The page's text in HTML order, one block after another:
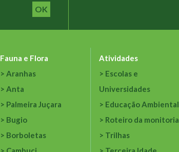
OK
Fauna e Flora
Aranhas
Anta
Palmeira Juçara
Bugio
Borboletas
Atividades
Escolas e
Universidades
Educação Ambiental
Roteiro da monitoria
Trilhas